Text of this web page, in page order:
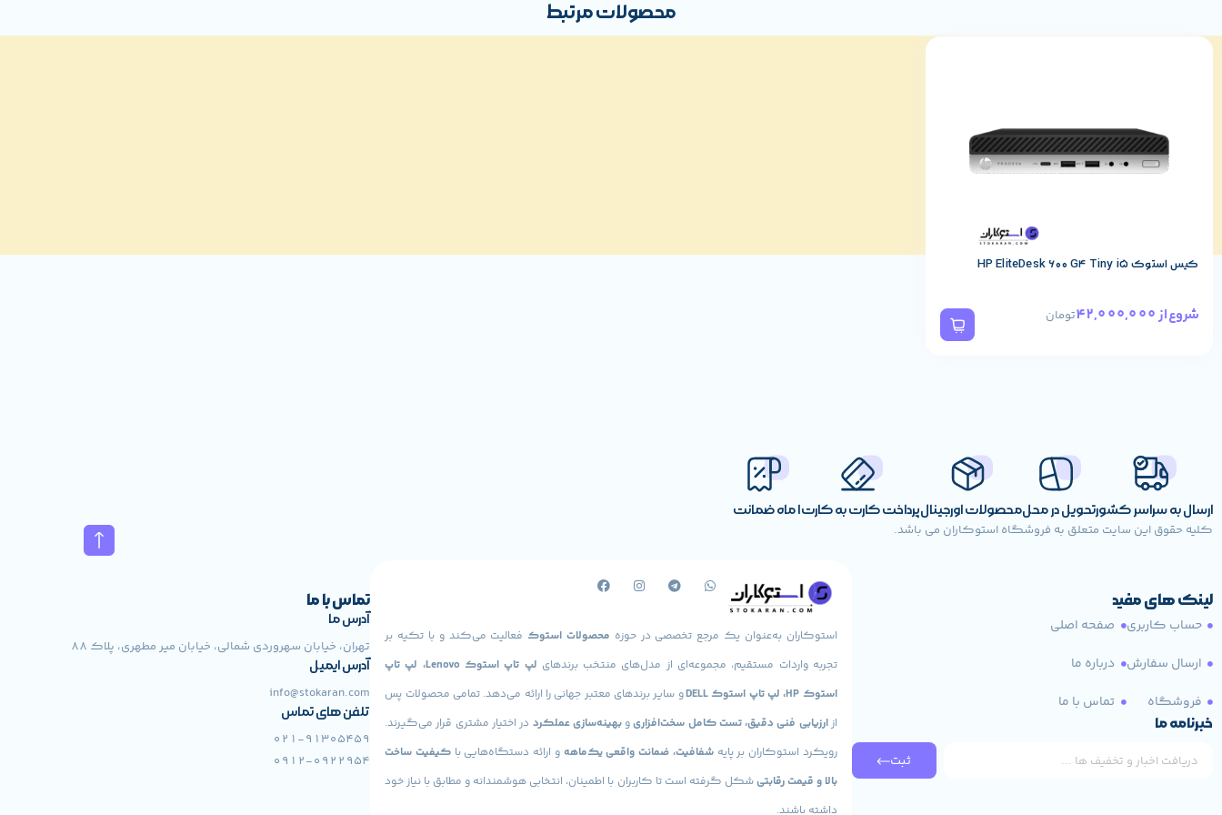
نمایشگر:
محصول مورد نظر با سایز 24 اینچ دارای ویژگی‌های زیر است:
رزولوشن: 1920×1080 پیکسل (Full HD)
زمان پاسخگویی: معمولاً 5 میلی‌ثانیه یا کمتر
محصولات مرتبط
کیس استوک HP EliteDesk 600 G4 Tiny i5
شروع از42,000,000 تومان
ارسال به سراسر کشورتحویل در محلمحصولات اورجینالپرداخت کارت به کارت1 ماه ضمانت
کلیه حقوق این سایت متعلق به فروشگاه استوکاران می باشد.
لینک های مفید
حساب کاربری
ارسال سفارش
فروشگاه
صفحه اصلی
درباره ما
تماس با ما
خبرنامه ما
ثبت
استوکاران به‌عنوان یک مرجع تخصصی در حوزه محصولات استوک فعالیت می‌کند و با تکیه بر
تجربه واردات مستقیم، مجموعه‌ای از مدل‌های منتخب برندهای
لپ تاپ استوک Lenovo، لپ تاپ
استوک HP، لپ تاپ استوک DELL
و سایر برندهای معتبر جهانی را ارائه می‌دهد. تمامی محصولات پس
ازارزیابی فنی دقیق، تست کامل سخت‌افزاریوبهینه‌سازی عملکرد در اختیار مشتری قرار می‌گیرند.
رویکرد استوکاران بر پایهشفافیت، ضمانت واقعی یک‌ماهه و ارائه دستگاه‌هایی باکیفیت ساخت
بالا و قیمت رقابتیشکل گرفته است تا کاربران با اطمینان، انتخابی هوشمندانه و مطابق با نیاز خود
داشته باشند.
تماس با ما
آدرس ما
تهران، خیابان سهروردی شمالی، خیابان میر مطهری، پلاک 88
آدرس ایمیل
info@stokaran.com
تلفن های تماس
021-91305459
0912-0922954